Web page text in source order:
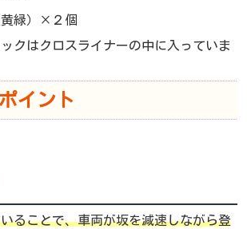
緑）×２個
クはクロスライナーの中に入っていま
イント
ることで、車両が坂を減速しながら登